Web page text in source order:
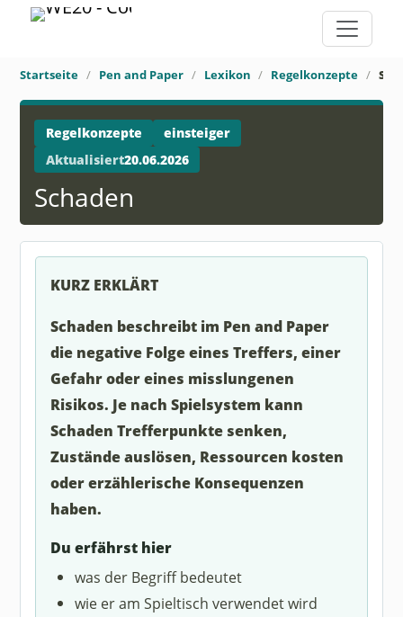
Startseite Pen and Paper Lexikon Regelkonzepte
Regelkonzepte
einsteiger
Aktualisiert20.06.2026
Schaden
KURZ ERKLÄRT
Schaden beschreibt im Pen and Paper
die negative Folge eines Treffers, einer
Gefahr oder eines misslungenen
Risikos. Je nach Spielsystem kann
Schaden Trefferpunkte senken,
Zustände auslösen, Ressourcen kosten
oder erzählerische Konsequenzen
haben.
Du erfährst hier
was der Begriff bedeutet
wie er am Spieltisch verwendet wird